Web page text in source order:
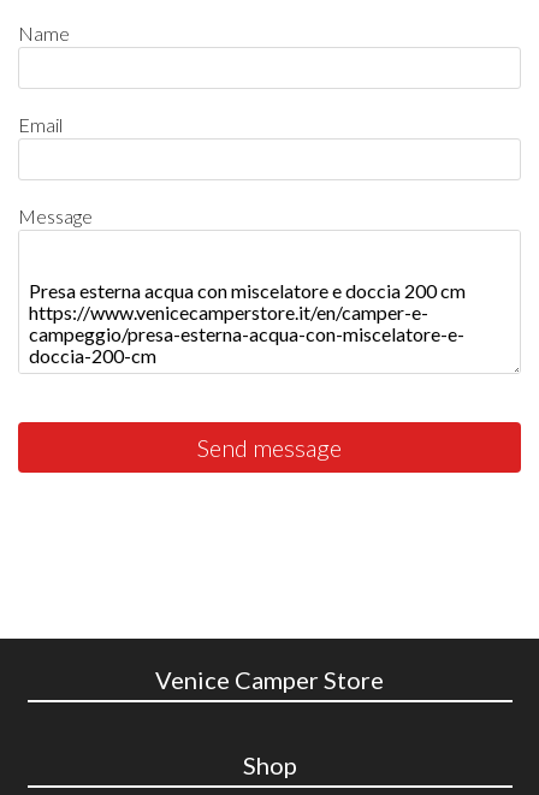
Name
Email
Message
Send message
Venice Camper Store
Shop